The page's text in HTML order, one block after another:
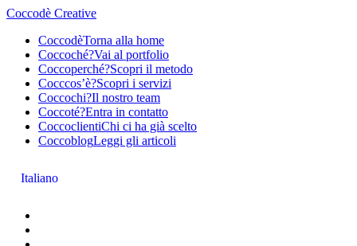
Coccodè Creative
CoccodèTorna alla home
Coccoché?Vai al portfolio
Coccoperché?Scopri il metodo
Cocccos’è?Scopri i servizi
Coccochi?Il nostro team
Coccoté?Entra in contatto
CoccoclientiChi ci ha già scelto
CoccoblogLeggi gli articoli
Italiano